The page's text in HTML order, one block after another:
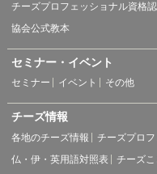
チーズプロフェッショナル資格
協会公式教本
セミナー・イベント
セミナー イベント その他
チーズ情報
各地のチーズ情報 チーズプロ
仏・伊・英用語対照表
チーズ